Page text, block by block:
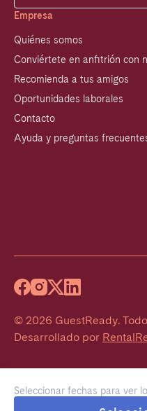
Seleccionar fechas para ver
Empresa
Quiénes somos
Conviértete en anfitrión con
Recomienda a tus amigos
Oportunidades laborales
Contacto
Ayuda y preguntas
© 2026 GuestReady.
Desarrollado por